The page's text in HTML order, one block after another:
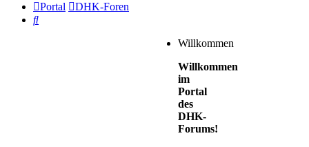
Portal
DHK-Foren
Suche
Willkommen
Willkommen
im
Portal
des
DHK-
Forums!